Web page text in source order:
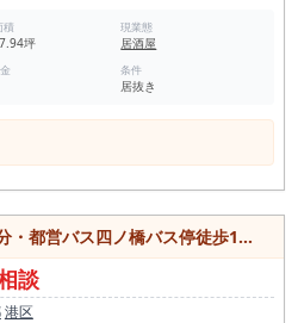
積
坪
現業態
居酒屋
条件
居抜き
ノ橋バス停徒歩1分♪看板スペース有飲食店居抜き物件
談
港区